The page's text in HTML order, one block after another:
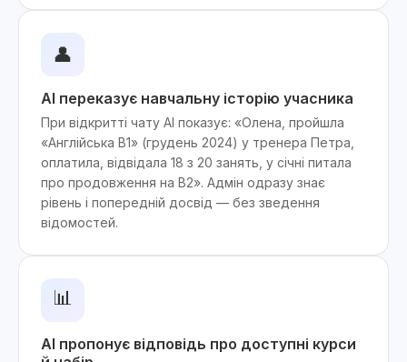
👤
AI переказує навчальну історію учасника
При відкритті чату AI показує: «Олена, пройшла
«Англійська B1» (грудень 2024) у тренера Петра,
оплатила, відвідала 18 з 20 занять, у січні питала
про продовження на B2». Адмін одразу знає
рівень і попередній досвід — без зведення
відомостей.
📊
AI пропонує відповідь про доступні курси